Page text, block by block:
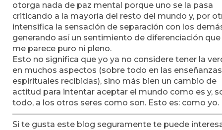
otorga nada de paz mental porque uno se la pasa
criticando a la mayoría del resto del mundo y, por
intensifica la sensación de separación con los
generando así un sentimiento de diferenciación
me parece puro ni pleno.
Esto no significa que yo ya no considere tener la
en muchos aspectos (sobre todo en las enseñanzas
espirituales recibidas), sino más bien un cambio de
actitud para intentar aceptar el mundo como es y,
todo, a los otros seres como son. Esto es: como yo.
Si te gusta este blog seguramente te puede